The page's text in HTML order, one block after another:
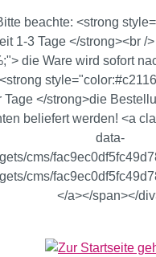
springen
beachte: <strong
1-3 Tage </strong><br /
die Ware wird sofort
Tage </strong>die
beliefert werden! <a
data-
cms/
cms/
</a></span></